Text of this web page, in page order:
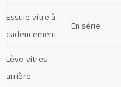
Essuie-vitre à
cadencement
En série
Lève-vitres
arrière
—